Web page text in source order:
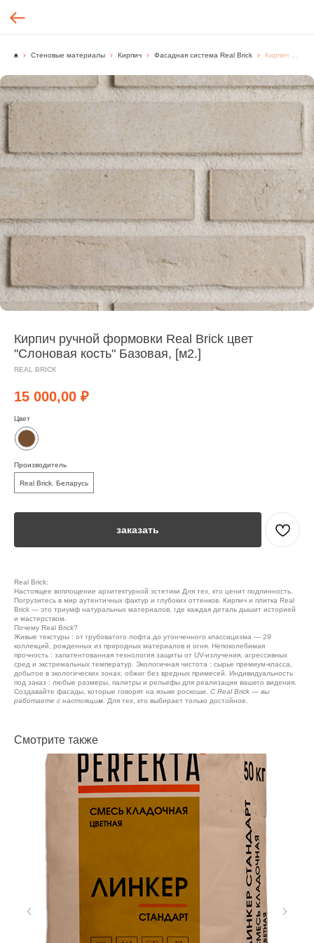
Стеновые материалы Кирпич Фасадная система Real Brick
Кирпич ручной формовки Real Brick цвет
"Слоновая кость" Базовая, [м2.]
REAL BRICK
15 000,00 ₽
Цвет
Производитель
Real Brick. Беларусь
заказать
Real Brick:
Настоящее воплощение архитектурной эстетики Для тех, кто ценит подлинность.
Погрузитесь в мир аутентичных фактур и глубоких оттенков. Кирпич и плитка Real
Brick — это триумф натуральных материалов, где каждая деталь дышит историей
и мастерством.
Почему Real Brick?
Живые текстуры : от грубоватого лофта до утонченного классицизма — 29
коллекций, рожденных из природных материалов и огня. Непоколебимая
прочность : запатентованная технология защиты от UV-излучения, агрессивных
сред и экстремальных температур. Экологичная чистота : сырье премиум-класса,
добытое в экологических зонах, обжиг без вредных примесей. Индивидуальность
под заказ : любые размеры, палитры и рельефы для реализации вашего видения.
Создавайте фасады, которые говорят на языке роскоши. С Real Brick — вы
работаете с настоящим.
Для тех, кто выбирает только достойное.
Смотрите также